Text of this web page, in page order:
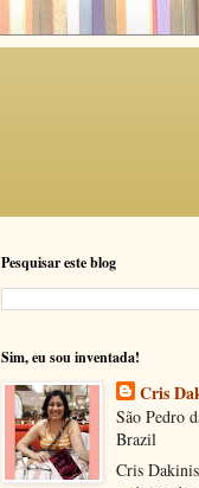
Pesquisar este blog
Sim, eu sou inventada!
Cris
São Pedro
Brazil
Cris